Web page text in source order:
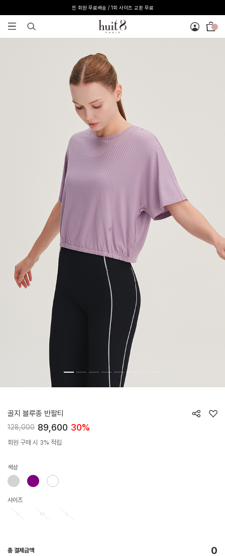
전 회원 무료배송 / 1회 사이즈 교환 무료
골지 블루종 반팔티
128,000 89,600 30%
회원 구매 시 3% 적립
색상
사이즈
총 결제금액 0